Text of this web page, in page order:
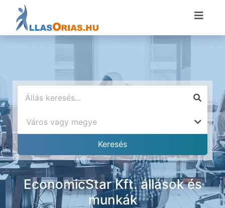
EconomicStar Kft. állások és
munkák